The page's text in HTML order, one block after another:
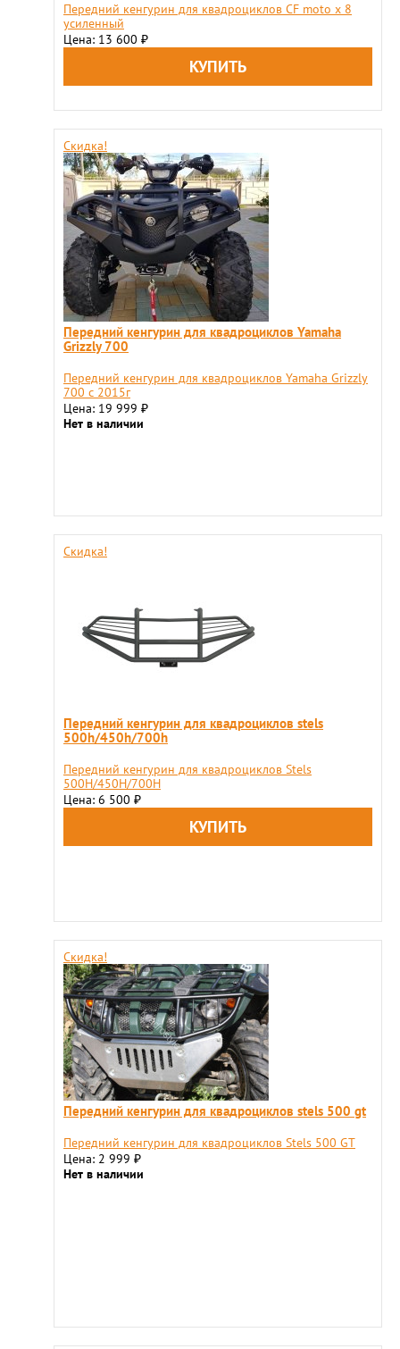
Передний кенгурин для квадроциклов СF moto x 8
усиленный
Цена: 13 600 ₽
Скидка!
Передний кенгурин для квадроциклов Yamaha
Grizzly 700
Передний кенгурин для квадроциклов Yamaha Grizzly
700 c 2015г
Цена: 19 999 ₽
Нет в наличии
Скидка!
Передний кенгурин для квадроциклов stels
500h/450h/700h
Передний кенгурин для квадроциклов Stels
500H/450H/700H
Цена: 6 500 ₽
Скидка!
Передний кенгурин для квадроциклов stels 500 gt
Передний кенгурин для квадроциклов Stels 500 GT
Цена: 2 999 ₽
Нет в наличии